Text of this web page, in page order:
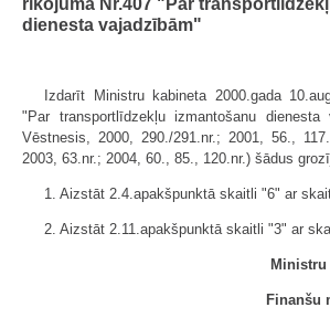
rīkojumā Nr.407 "Par
dienesta vajadzībām"
Izdarīt Ministru kabineta 2000.gada
"Par transportlīdzekļu izmantošanu dienesta
Vēstnesis, 2000, 290./291.nr.; 2001, 56.,
2003, 63.nr.; 2004, 60., 85., 120.nr.) šādus
1. Aizstāt 2.4.apakšpunktā skaitli "6" ar
2. Aizstāt 2.11.apakšpunktā skaitli "3" ar
Finanšu